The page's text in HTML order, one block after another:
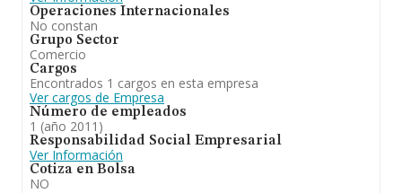
Operaciones Internacionales
No constan
Grupo Sector
Comercio
Cargos
Encontrados 1 cargos en esta empresa
Ver cargos de Empresa
Número de empleados
1 (año 2011)
Responsabilidad Social Empresarial
Ver Información
Cotiza en Bolsa
NO